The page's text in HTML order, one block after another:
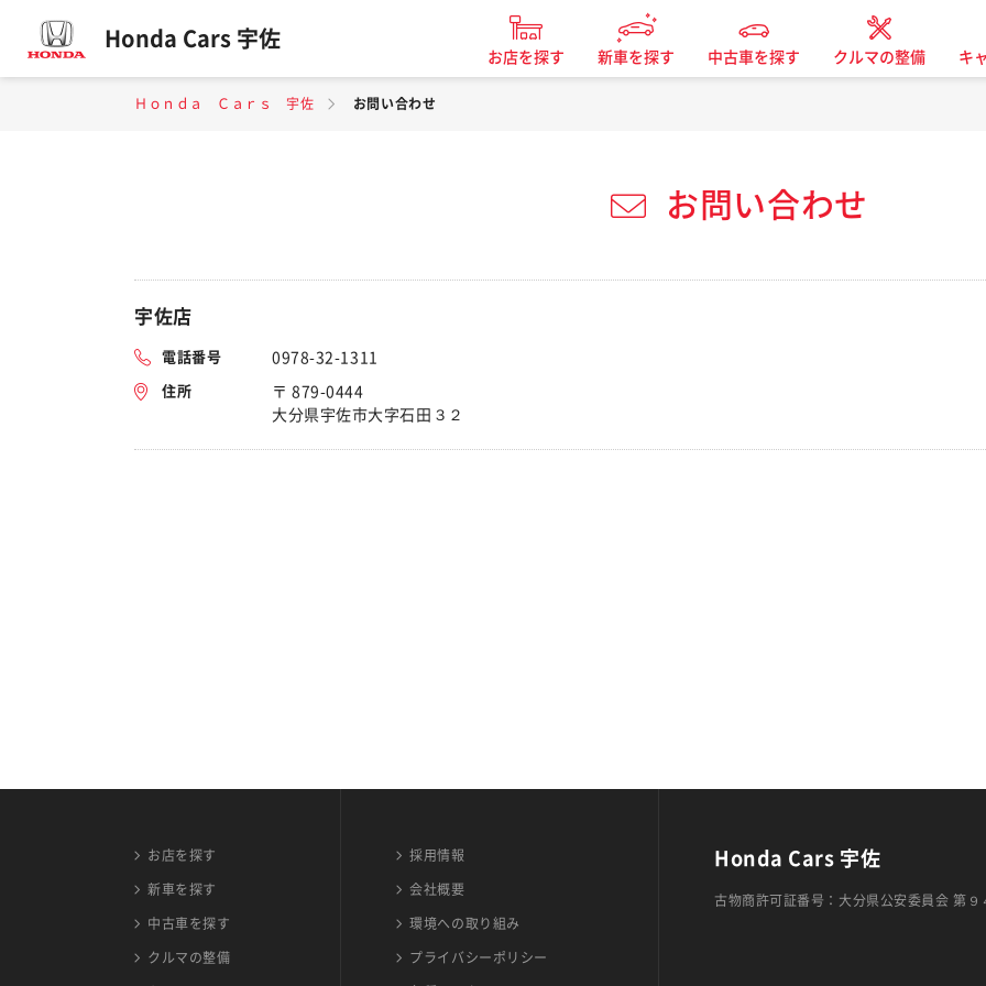
Honda Cars 宇佐
お店を探す 新車を探す 中古車を探す クルマの整備 キ
Ｈｏｎｄａ Ｃａｒｓ 宇佐 お問い合わせ
お問い合わせ
宇佐店
電話番号 0978-32-1311
住所
〒 879-0444
大分県宇佐市大字石田３２
お店を探す
新車を探す
中古車を探す
クルマの整備
採用情報
会社概要
環境への取り組み
プライバシーポリシー
Honda Cars 宇佐
古物商許可証番号：大分県公安委員会 第